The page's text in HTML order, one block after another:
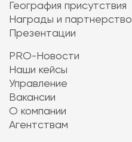
География присутствия
Награды и партнерство
Презентации
PRO-Новости
Наши кейсы
Управление
Вакансии
О компании
Агентствам